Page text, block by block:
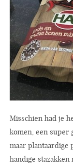
Misschien had je
komen, een super
maar plantaardige
handige